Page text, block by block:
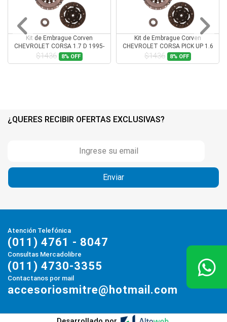
Kit de Embrague Corven
CHEVROLET CORSA 1.7 D 1995-
1999
$1436 8% OFF
Kit de Embrague Corven
CHEVROLET CORSA PICK UP 1.6
$1436 8% OFF
¿QUERES RECIBIR OFERTAS EXCLUSIVAS?
Atención Telefónica
(011) 4761 - 8047
Consultas Mercadolibre
(011) 4730-3355
Contactanos por mail
accesoriosmitre@hotmail.com